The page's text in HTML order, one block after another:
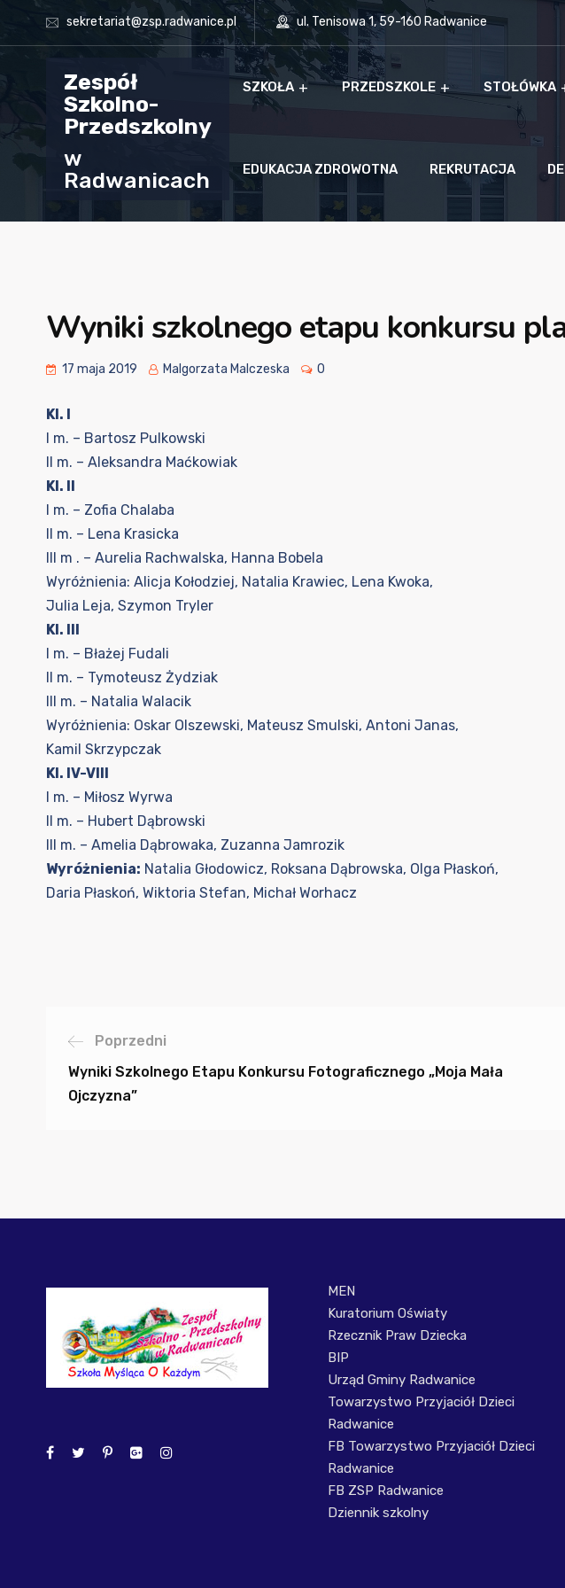
sekretariat@zsp.radwanice.pl ul. Tenisowa 1, 59-160 Radwanice
Zespół
Szkolno-
Przedszkolny
w
Radwanicach
SZKOŁA PRZEDSZKOLE STOŁÓWKA
EDUKACJA ZDROWOTNA REKRUTACJA
Wyniki szkolnego etapu konkursu
17 maja 2019 Malgorzata Malczeska 0
Kl. I
I m. – Bartosz Pulkowski
II m. – Aleksandra Maćkowiak
Kl. II
I m. – Zofia Chalaba
II m. – Lena Krasicka
III m . – Aurelia Rachwalska, Hanna Bobela
Wyróżnienia: Alicja Kołodziej, Natalia Krawiec, Lena Kwoka,
Julia Leja, Szymon Tryler
Kl. III
I m. – Błażej Fudali
II m. – Tymoteusz Żydziak
III m. – Natalia Walacik
Wyróżnienia: Oskar Olszewski, Mateusz Smulski, Antoni Janas,
Kamil Skrzypczak
Kl. IV-VIII
I m. – Miłosz Wyrwa
II m. – Hubert Dąbrowski
III m. – Amelia Dąbrowaka, Zuzanna Jamrozik
Wyróżnienia: Natalia Głodowicz, Roksana Dąbrowska, Olga Płaskoń,
Daria Płaskoń, Wiktoria Stefan, Michał Worhacz
Poprzedni
Wyniki Szkolnego Etapu Konkursu Fotograficznego „Moja Mała
Ojczyzna”
MEN
Kuratorium Oświaty
Rzecznik Praw Dziecka
BIP
Urząd Gminy Radwanice
Towarzystwo Przyjaciół Dzieci
Radwanice
FB Towarzystwo Przyjaciół Dzieci
Radwanice
FB ZSP Radwanice
Dziennik szkolny